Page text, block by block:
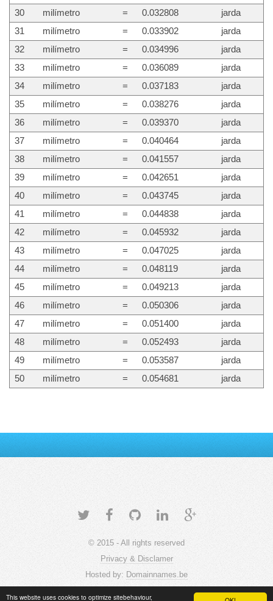
This website uses cookies to optimize sitebehaviour,
30
milímetro = 0.032808
jarda
31
milímetro = 0.033902
jarda
32
milímetro = 0.034996
jarda
33
milímetro = 0.036089
jarda
34
milímetro = 0.037183
jarda
35
milímetro = 0.038276
jarda
36
milímetro = 0.039370
jarda
37
milímetro = 0.040464
jarda
38
milímetro = 0.041557
jarda
39
milímetro = 0.042651
jarda
40
milímetro = 0.043745
jarda
41
milímetro = 0.044838
jarda
42
milímetro = 0.045932
jarda
43
milímetro = 0.047025
jarda
44
milímetro = 0.048119
jarda
45
milímetro = 0.049213
jarda
46
milímetro = 0.050306
jarda
47
milímetro = 0.051400
jarda
48
milímetro = 0.052493
jarda
49
milímetro = 0.053587
jarda
50
milímetro = 0.054681 jarda
© 2015 - All rights reserved
Privacy & Disclamer
Hosted by: Domainnames.be